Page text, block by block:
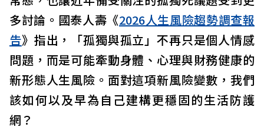
多討論。國泰人壽《2026人生風險趨勢調查報
告》指出，「孤獨與孤立」不再只是個人情感
問題，而是可能牽動身體、心理與財務健康的
新形態人生風險。面對這項新風險變數，我們
該如何以及早為自己建構更穩固的生活防護
網？